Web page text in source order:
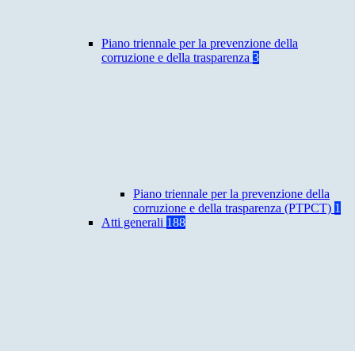
Piano triennale per la prevenzione della
corruzione e della trasparenza 3
Piano triennale per la prevenzione della
corruzione e della trasparenza (PTPCT) 1
Atti generali 188